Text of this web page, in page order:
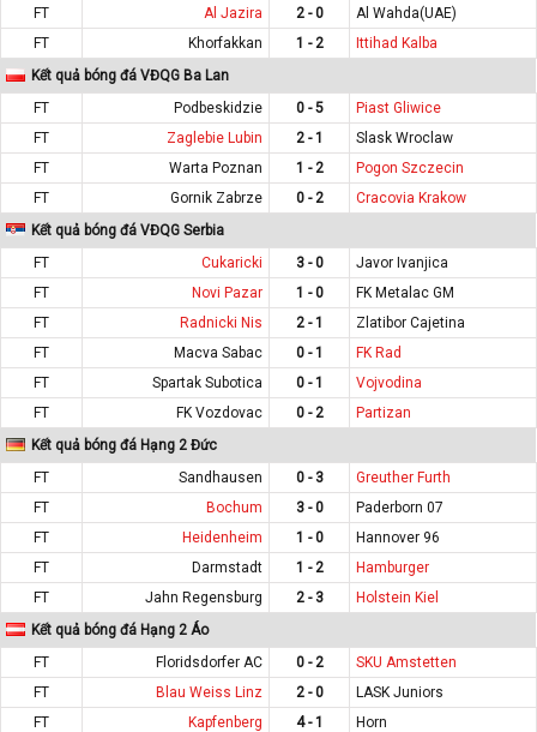
FT
Al Jazira 2 - 0
Al Wahda(UAE)
FT
Khorfakkan 1 - 2
Ittihad Kalba
Kết quả bóng đá VĐQG Ba Lan
FT
Podbeskidzie 0 - 5
Piast Gliwice
FT
Zaglebie Lubin 2 - 1
Slask Wroclaw
FT
Warta Poznan 1 - 2
Pogon Szczecin
FT
Gornik Zabrze 0 - 2
Cracovia Krakow
Kết quả bóng đá VĐQG Serbia
FT
Cukaricki 3 - 0
Javor Ivanjica
FT
Novi Pazar 1 - 0
FK Metalac GM
FT
Radnicki Nis 2 - 1
Zlatibor Cajetina
FT
Macva Sabac 0 - 1
FK Rad
FT
Spartak Subotica 0 - 1
Vojvodina
FT
FK Vozdovac 0 - 2
Partizan
Kết quả bóng đá Hạng 2 Đức
FT
Sandhausen 0 - 3
Greuther Furth
FT
Bochum 3 - 0
Paderborn 07
FT
Heidenheim 1 - 0
Hannover 96
FT
Darmstadt 1 - 2
Hamburger
FT
Jahn Regensburg 2 - 3
Holstein Kiel
Kết quả bóng đá Hạng 2 Áo
FT
Floridsdorfer AC 0 - 2
SKU Amstetten
FT
Blau Weiss Linz 2 - 0
LASK Juniors
FT
Kapfenberg 4 - 1
Horn